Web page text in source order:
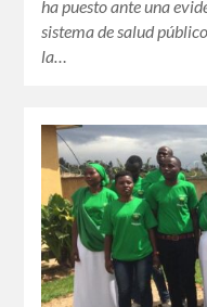
ha puesto ante una
sistema de salud
la…